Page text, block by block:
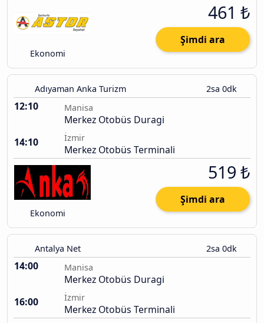
Ekonomi
461 ₺
Şimdi ara
Adıyaman Anka Turizm 2sa 0dk
12:10 Manisa
Merkez Otobüs Duragi
14:10
İzmir
Merkez Otobüs Terminali
Ekonomi
519 ₺
Şimdi ara
Antalya Net 2sa 0dk
14:00 Manisa
Merkez Otobüs Duragi
16:00
İzmir
Merkez Otobüs Terminali